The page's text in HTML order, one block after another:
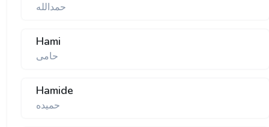
حمدالله
Hami
حامی
Hamide
حمیده